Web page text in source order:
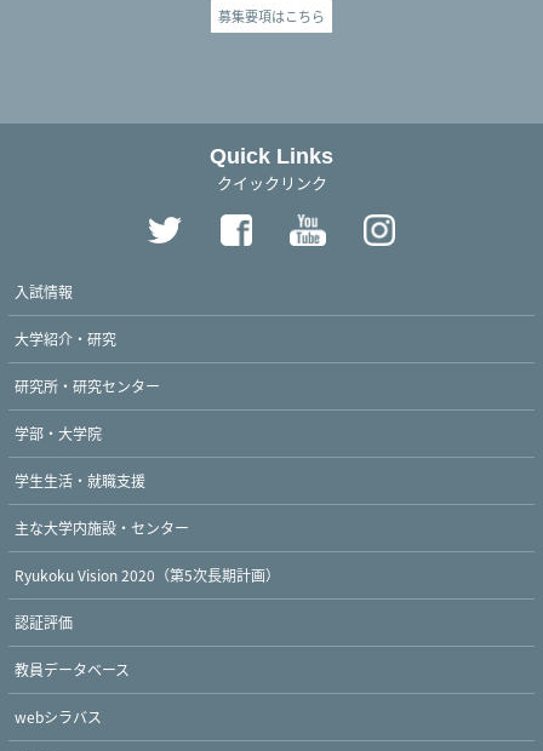
募集要項はこちら
Quick Links
クイックリンク
入試情報
大学紹介・研究
研究所・研究センター
学部・大学院
学生生活・就職支援
主な大学内施設・センター
Ryukoku Vision 2020（第5次長期計画）
認証評価
教員データベース
webシラバス